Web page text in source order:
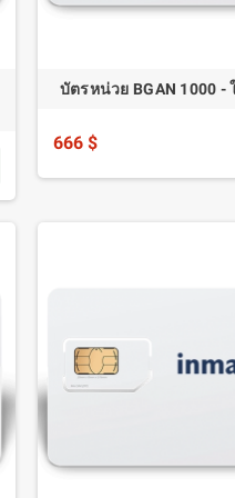
บัตรหน่วย BGAN 1000 -
666 $